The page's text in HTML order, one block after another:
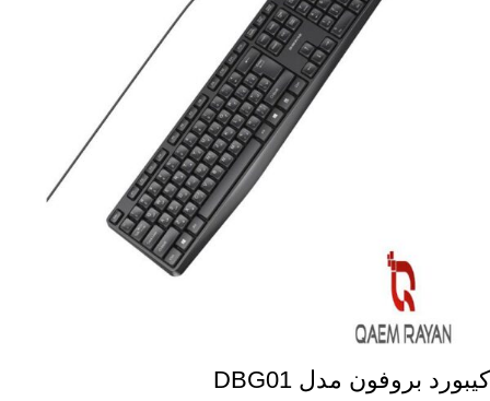
کیبورد بروفون مدل DBG01